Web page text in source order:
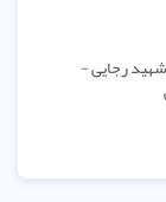
رجایی -